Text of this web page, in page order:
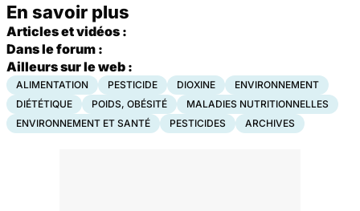
En savoir plus
Articles et vidéos :
Dans le forum :
Ailleurs sur le web :
ALIMENTATION PESTICIDE DIOXINE
ENVIRONNEMENT
DIÉTÉTIQUE
POIDS, OBÉSITÉ
MALADIES NUTRITIONNELLES
ENVIRONNEMENT ET SANTÉ
PESTICIDES ARCHIVES